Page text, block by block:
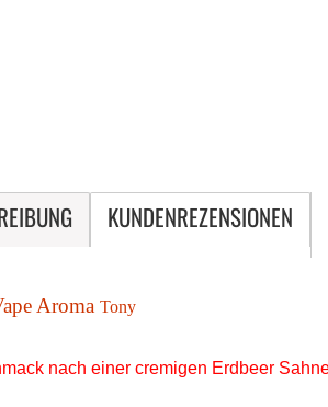
KUNDENREZENSIONEN
AromaTony
nach einer cremigen Erdbeer